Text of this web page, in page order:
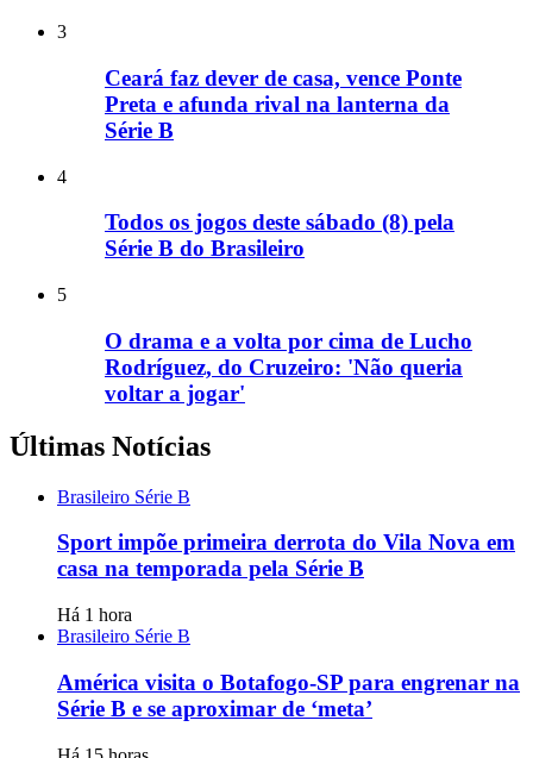
3
Ceará faz dever de casa, vence Ponte
Preta e afunda rival na lanterna da
Série B
4
Todos os jogos deste sábado (8) pela
Série B do Brasileiro
5
O drama e a volta por cima de Lucho
Rodríguez, do Cruzeiro: 'Não queria
voltar a jogar'
Últimas Notícias
Brasileiro Série B
Sport impõe primeira derrota do Vila Nova em
casa na temporada pela Série B
Há 1 hora
Brasileiro Série B
América visita o Botafogo-SP para engrenar na
Série B e se aproximar de ‘meta’